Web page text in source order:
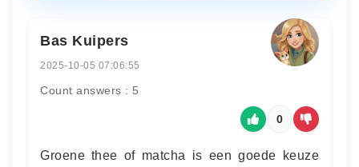
Bas Kuipers
2025-10-05 07:06:55
Count answers : 5
0
Groene thee of matcha is een goede keuze